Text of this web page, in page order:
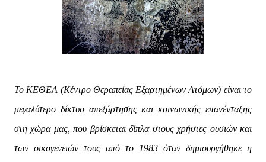
Το ΚΕΘΕΑ (Κέντρο Θεραπείας Εξαρτημένων Ατόμων) είναι το
μεγαλύτερο δίκτυο απεξάρτησης και κοινωνικής επανένταξης
στη χώρα μας, που βρίσκεται δίπλα στους χρήστες ουσιών και
των οικογενειών τους από το 1983 όταν δημιουργήθηκε η